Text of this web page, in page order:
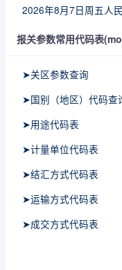
2026年8月7日周五人
报关参数常用代码表
➤关区参数查询
➤国别（地区）代码查
➤用途代码表
➤计量单位代码表
➤结汇方式代码表
➤运输方式代码表
➤成交方式代码表